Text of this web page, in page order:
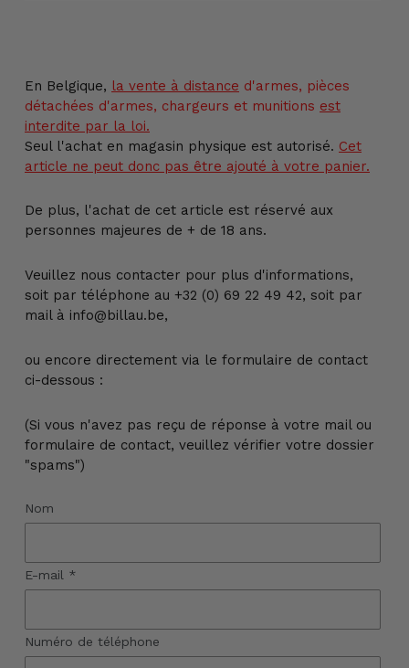
à
votre
panier
En Belgique, la vente à distance d'armes, pièces
détachées d'armes, chargeurs et munitions est
interdite par la loi.
Seul l'achat en magasin physique est autorisé. Cet
article ne peut donc pas être ajouté à votre panier.
De plus, l'achat de cet article est réservé aux
personnes majeures de + de 18 ans.
Veuillez nous contacter pour plus d'informations,
soit par téléphone au +32 (0) 69 22 49 42, soit par
mail à info@billau.be,
ou encore directement via le formulaire de contact
ci-dessous :
(Si vous n'avez pas reçu de réponse à votre mail ou
formulaire de contact, veuillez vérifier votre dossier
"spams")
Nom
E-mail *
Numéro de téléphone